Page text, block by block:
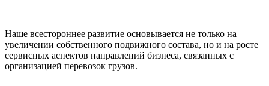
Наше всестороннее развитие основывается не только на
увеличении собственного подвижного состава, но и на росте
сервисных аспектов направлений бизнеса, связанных с
организацией перевозок грузов.